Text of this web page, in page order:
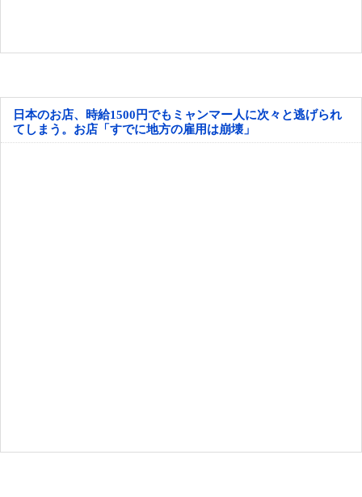
日本のお店、時給1500円でもミャンマー人に次々と逃げられ
てしまう。お店「すでに地方の雇用は崩壊」